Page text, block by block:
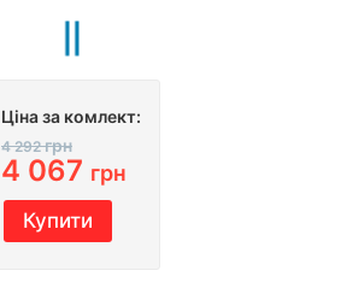
Ціна за комлект:
4 292грн
4 067 грн
Купити